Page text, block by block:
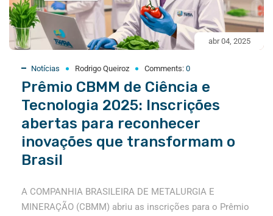
abr 04, 2025
Notícias Rodrigo Queiroz Comments: 0
Prêmio CBMM de Ciência e
Tecnologia 2025: Inscrições
abertas para reconhecer
inovações que transformam o
Brasil
A COMPANHIA BRASILEIRA DE METALURGIA E
MINERAÇÃO (CBMM) abriu as inscrições para o Prêmio